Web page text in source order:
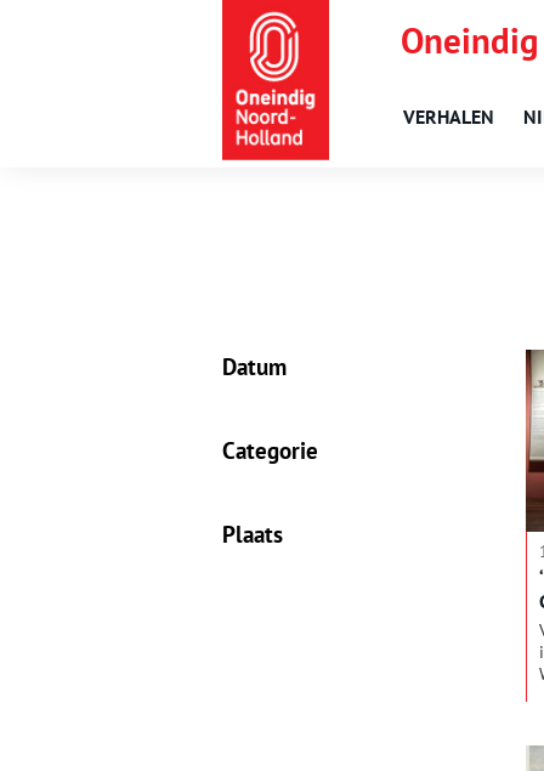
VERHALEN
Datum
Categorie
Plaats